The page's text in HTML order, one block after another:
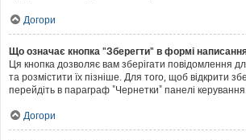
Догори
Що означає кнопка "Зберегти" в формі
Ця кнопка дозволяє вам зберігати повідомлення
та розмістити їх пізніше. Для того, щоб відкрити
перейдіть в параграф "Чернетки" панелі
Догори